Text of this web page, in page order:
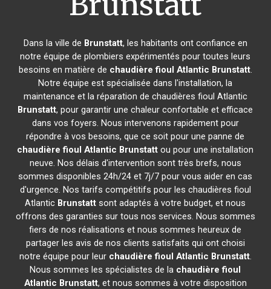
Dans la ville de Brunstatt, les habitants ont confiance en
notre équipe de plombiers expérimentés pour toutes leurs
besoins en matière de chaudière fioul Atlantic Brunstatt.
Notre équipe est spécialisée dans l'installation, la
maintenance et la réparation de chaudières fioul Atlantic
Brunstatt, pour garantir une chaleur confortable et efficace
dans vos foyers. Nous intervenons rapidement pour
répondre à vos besoins, que ce soit pour une panne de
chaudière fioul Atlantic Brunstatt ou pour une installation
neuve. Nos délais d'intervention sont très brefs, nous
sommes disponibles 24h/24 et 7j/7 pour vous aider en cas
d'urgence. Nos tarifs compétitifs pour les chaudières fioul
Atlantic Brunstatt sont adaptés à votre budget, et nous
offrons des garanties sur tous nos services. Nous sommes
fiers de nos réalisations et nous sommes heureux de
partager les avis de nos clients satisfaits qui ont choisi
notre équipe pour leur chaudière fioul Atlantic Brunstatt.
Nous sommes les spécialistes de la chaudière fioul
Atlantic Brunstatt, et nous sommes à votre disposition